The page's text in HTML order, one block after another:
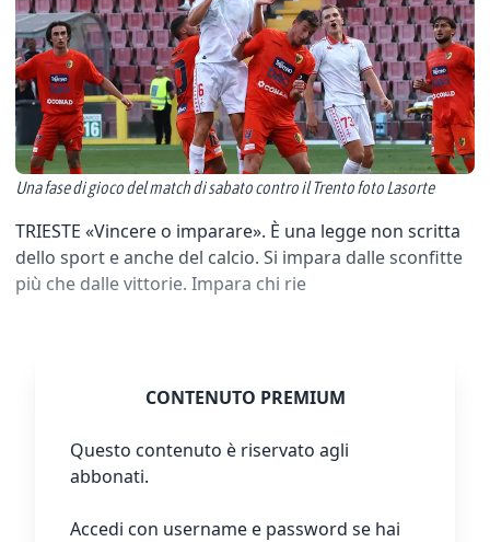
Una fase di gioco del match di sabato contro il Trento foto Lasorte
TRIESTE «Vincere o imparare». È una legge non scritta
dello sport e anche del calcio. Si impara dalle sconfitte
più che dalle vittorie. Impara chi rie
CONTENUTO PREMIUM
Questo contenuto è riservato agli
abbonati.
Accedi con username e password se hai